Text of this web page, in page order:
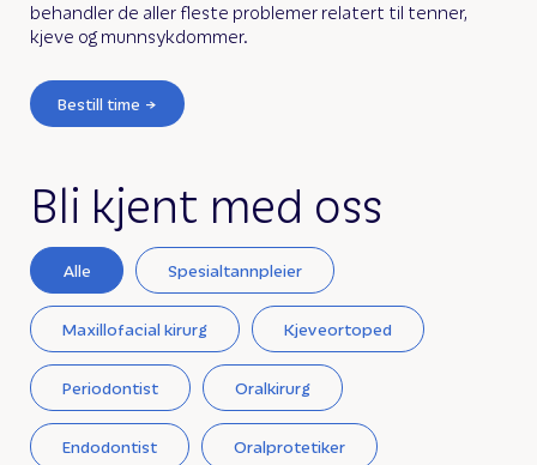
behandler de aller fleste problemer relatert til tenner,
kjeve og munnsykdommer.
Bestill time
Bli kjent med oss
Alle Spesialtannpleier
Maxillofacial kirurg Kjeveortoped
Periodontist Oralkirurg
Endodontist Oralprotetiker